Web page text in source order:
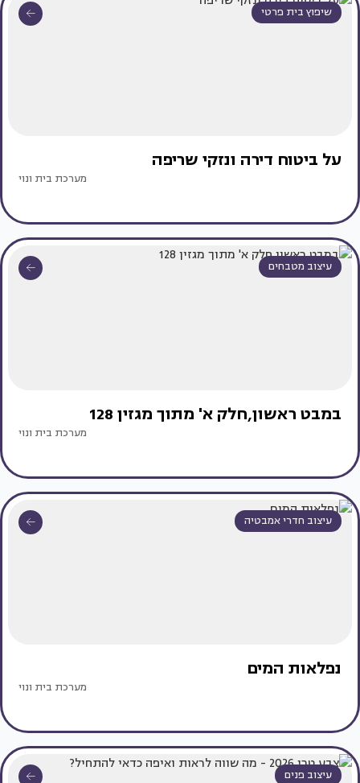
שיפוץ בית פרטי
על ביטוח דירה ונזקי שריפה
מערכת בית ונוי
עיצוב מטבחים
במבט ראשון,חלק א' מתוך מגזין 128
מערכת בית ונוי
עיצוב חדרי אמבטיה
נפלאות המים
מערכת בית ונוי
עיצוב פנים